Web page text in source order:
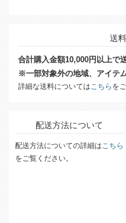
送
合計購入金額10,000円以上で
※一部対象外の地域、アイテ
詳細な送料についてはこちら を
配送方法について
配送方法についての詳細はこちら
をご覧ください。